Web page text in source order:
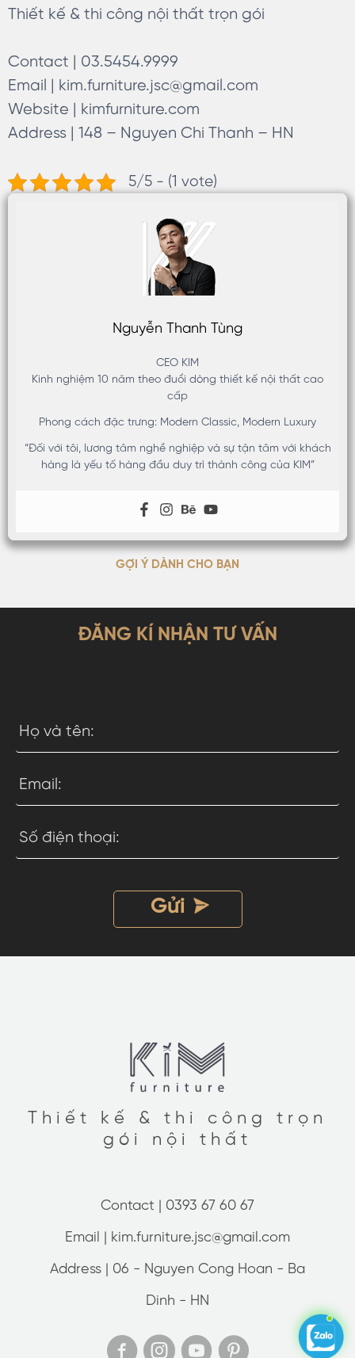
Thiết kế & thi công nội thất trọn gói
Contact | 03.5454.9999
Email | kim.furniture.jsc@gmail.com
Website | kimfurniture.com
Address | 148 – Nguyen Chi Thanh – HN
5/5 - (1 vote)
Nguyễn Thanh Tùng
CEO KIM
Kinh nghiệm 10 năm theo đuổi dòng thiết kế nội thất cao
cấp
Phong cách đặc trưng: Modern Classic, Modern Luxury
“Đối với tôi, lương tâm nghề nghiệp và sự tận tâm với khách
hàng là yếu tố hàng đầu duy trì thành công của KIM”
GỢI Ý DÀNH CHO BẠN
ĐĂNG KÍ NHẬN TƯ VẤN
Thiết kế & thi công trọn
gói nội thất
Contact | 0393 67 60 67
Email | kim.furniture.jsc@gmail.com
Address | 06 - Nguyen Cong Hoan - Ba
Dinh - HN